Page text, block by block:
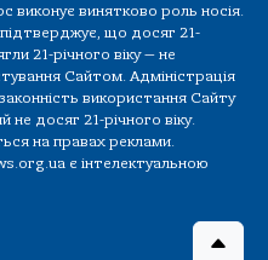
виконує винятково роль носія.
що досяг 21-
21-річного віку — не
Сайтом. Адміністрація
використання Сайту
не досяг 21-річного віку.
на правах реклами.
є інтелектуальною